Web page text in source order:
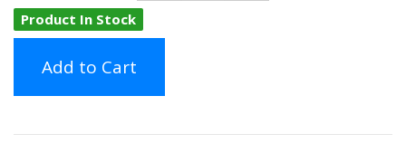
Product In Stock
Add to Cart